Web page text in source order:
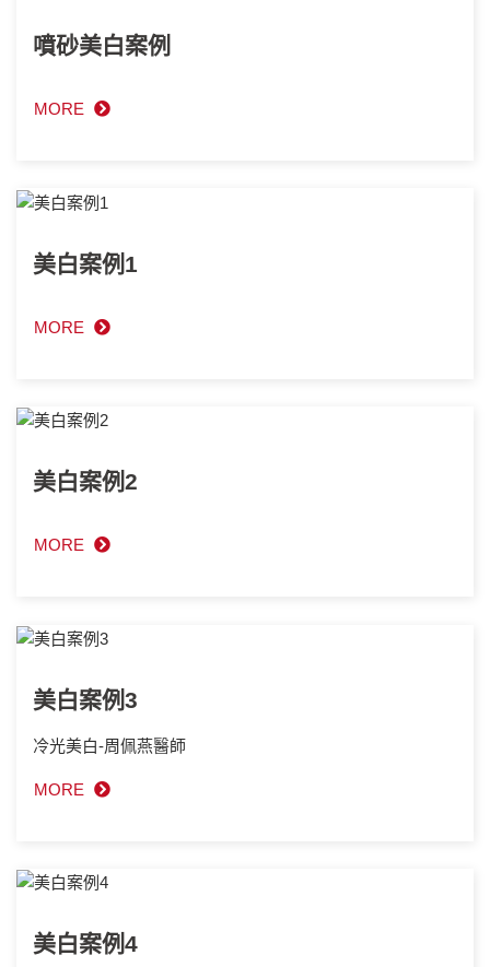
噴砂美白案例
MORE
美白案例1
MORE
美白案例2
MORE
美白案例3
冷光美白-周佩燕醫師
MORE
美白案例4